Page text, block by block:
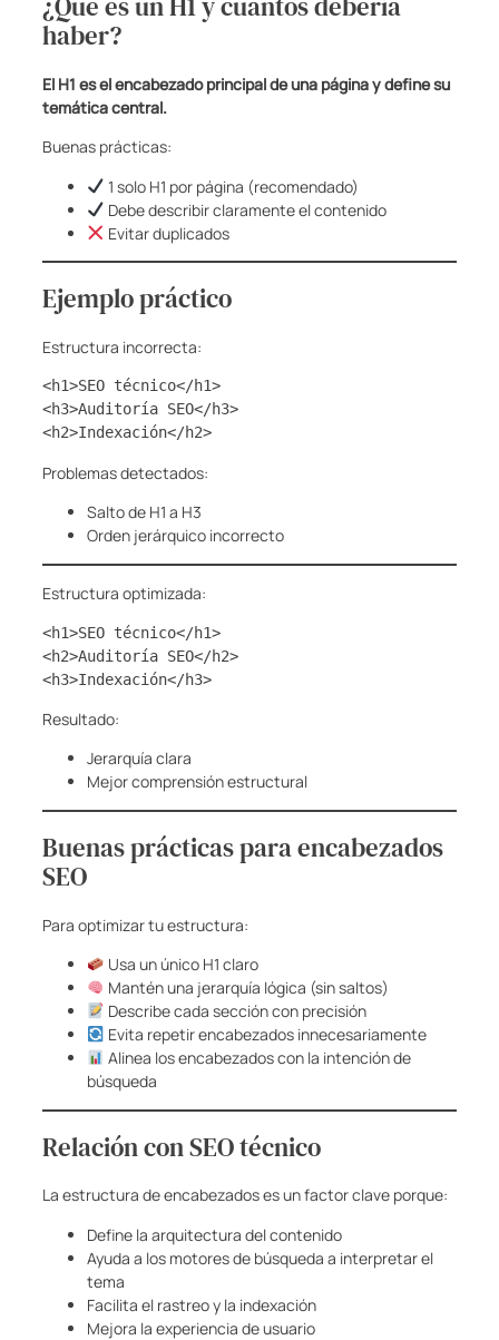
haber?
El H1 es el encabezado principal de una página y define su
temática central.
Buenas prácticas:
1 solo H1 por página (recomendado)
Debe describir claramente el contenido
Evitar duplicados
Ejemplo práctico
Estructura incorrecta:
<h1>SEO técnico</h1>
<h3>Auditoría SEO</h3>
<h2>Indexación</h2>
Problemas detectados:
Salto de H1 a H3
Orden jerárquico incorrecto
Estructura optimizada:
<h1>SEO técnico</h1>
<h2>Auditoría SEO</h2>
<h3>Indexación</h3>
Resultado:
Jerarquía clara
Mejor comprensión estructural
Buenas prácticas para encabezados
SEO
Para optimizar tu estructura:
Usa un único H1 claro
Mantén una jerarquía lógica (sin saltos)
Describe cada sección con precisión
Evita repetir encabezados innecesariamente
Alinea los encabezados con la intención de
búsqueda
Relación con SEO técnico
La estructura de encabezados es un factor clave porque:
Define la arquitectura del contenido
Ayuda a los motores de búsqueda a interpretar el
tema
Facilita el rastreo y la indexación
Mejora la experiencia de usuario